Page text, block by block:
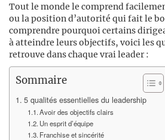
Tout le monde le comprend
ou la position d’autorité qui fait le
comprendre pourquoi certains
à atteindre leurs objectifs, voici les
retrouve dans chaque vrai leader :
Sommaire
5 qualités essentielles du leadership
Avoir des objectifs clairs
Un esprit d’équipe
Franchise et sincérité